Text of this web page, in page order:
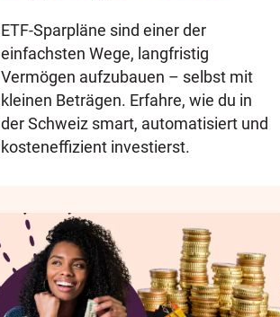
ETF-Sparpläne sind einer der
einfachsten Wege, langfristig
Vermögen aufzubauen – selbst mit
kleinen Beträgen. Erfahre, wie du in
der Schweiz smart, automatisiert und
kosteneffizient investierst.